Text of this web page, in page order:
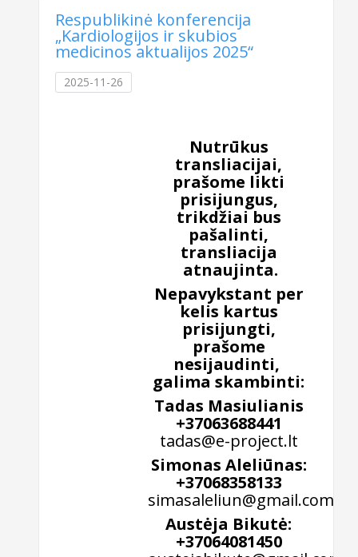
Respublikinė konferencija
„Kardiologijos ir skubios
medicinos aktualijos 2025“
2025-11-26
Nutrūkus
transliacijai,
prašome likti
prisijungus,
trikdžiai bus
pašalinti,
transliacija
atnaujinta.
Nepavykstant per
kelis kartus
prisijungti,
prašome
nesijaudinti,
galima skambinti:
Tadas Masiulianis
+37063688441
tadas@e-project.lt
Simonas Aleliūnas:
+37068358133
simasaleliun@gmail.com
Austėja Bikutė:
+37064081450